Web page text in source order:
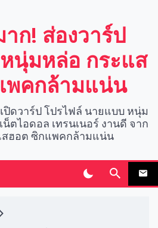
ก! ส่องวาร์ป
นุ่มหล่อ กระแส
พคกล้ามแน่น
ปิดวาร์ป โปรไฟล์ นายแบบ หนุ่ม
ตไอดอล เทรนเนอร์ งานดี จาก
สฮอต ซิกแพคกล้ามแน่น